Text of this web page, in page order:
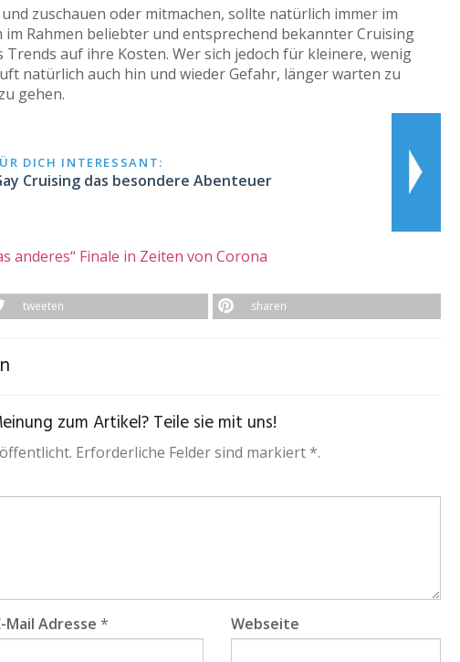
zuschauen oder mitmachen, sollte natürlich immer im
Rahmen beliebter und entsprechend bekannter Cruising
Trends auf ihre Kosten. Wer sich jedoch für kleinere, wenig
natürlich auch hin und wieder Gefahr, länger warten zu
gehen.
DICH INTERESSANT:
Cruising das besondere Abenteuer
anderes“ Finale in Zeiten von Corona
tweeten sharen
zum Artikel? Teile sie mit uns!
Erforderliche Felder sind markiert *.
Mail Adresse * Webseite